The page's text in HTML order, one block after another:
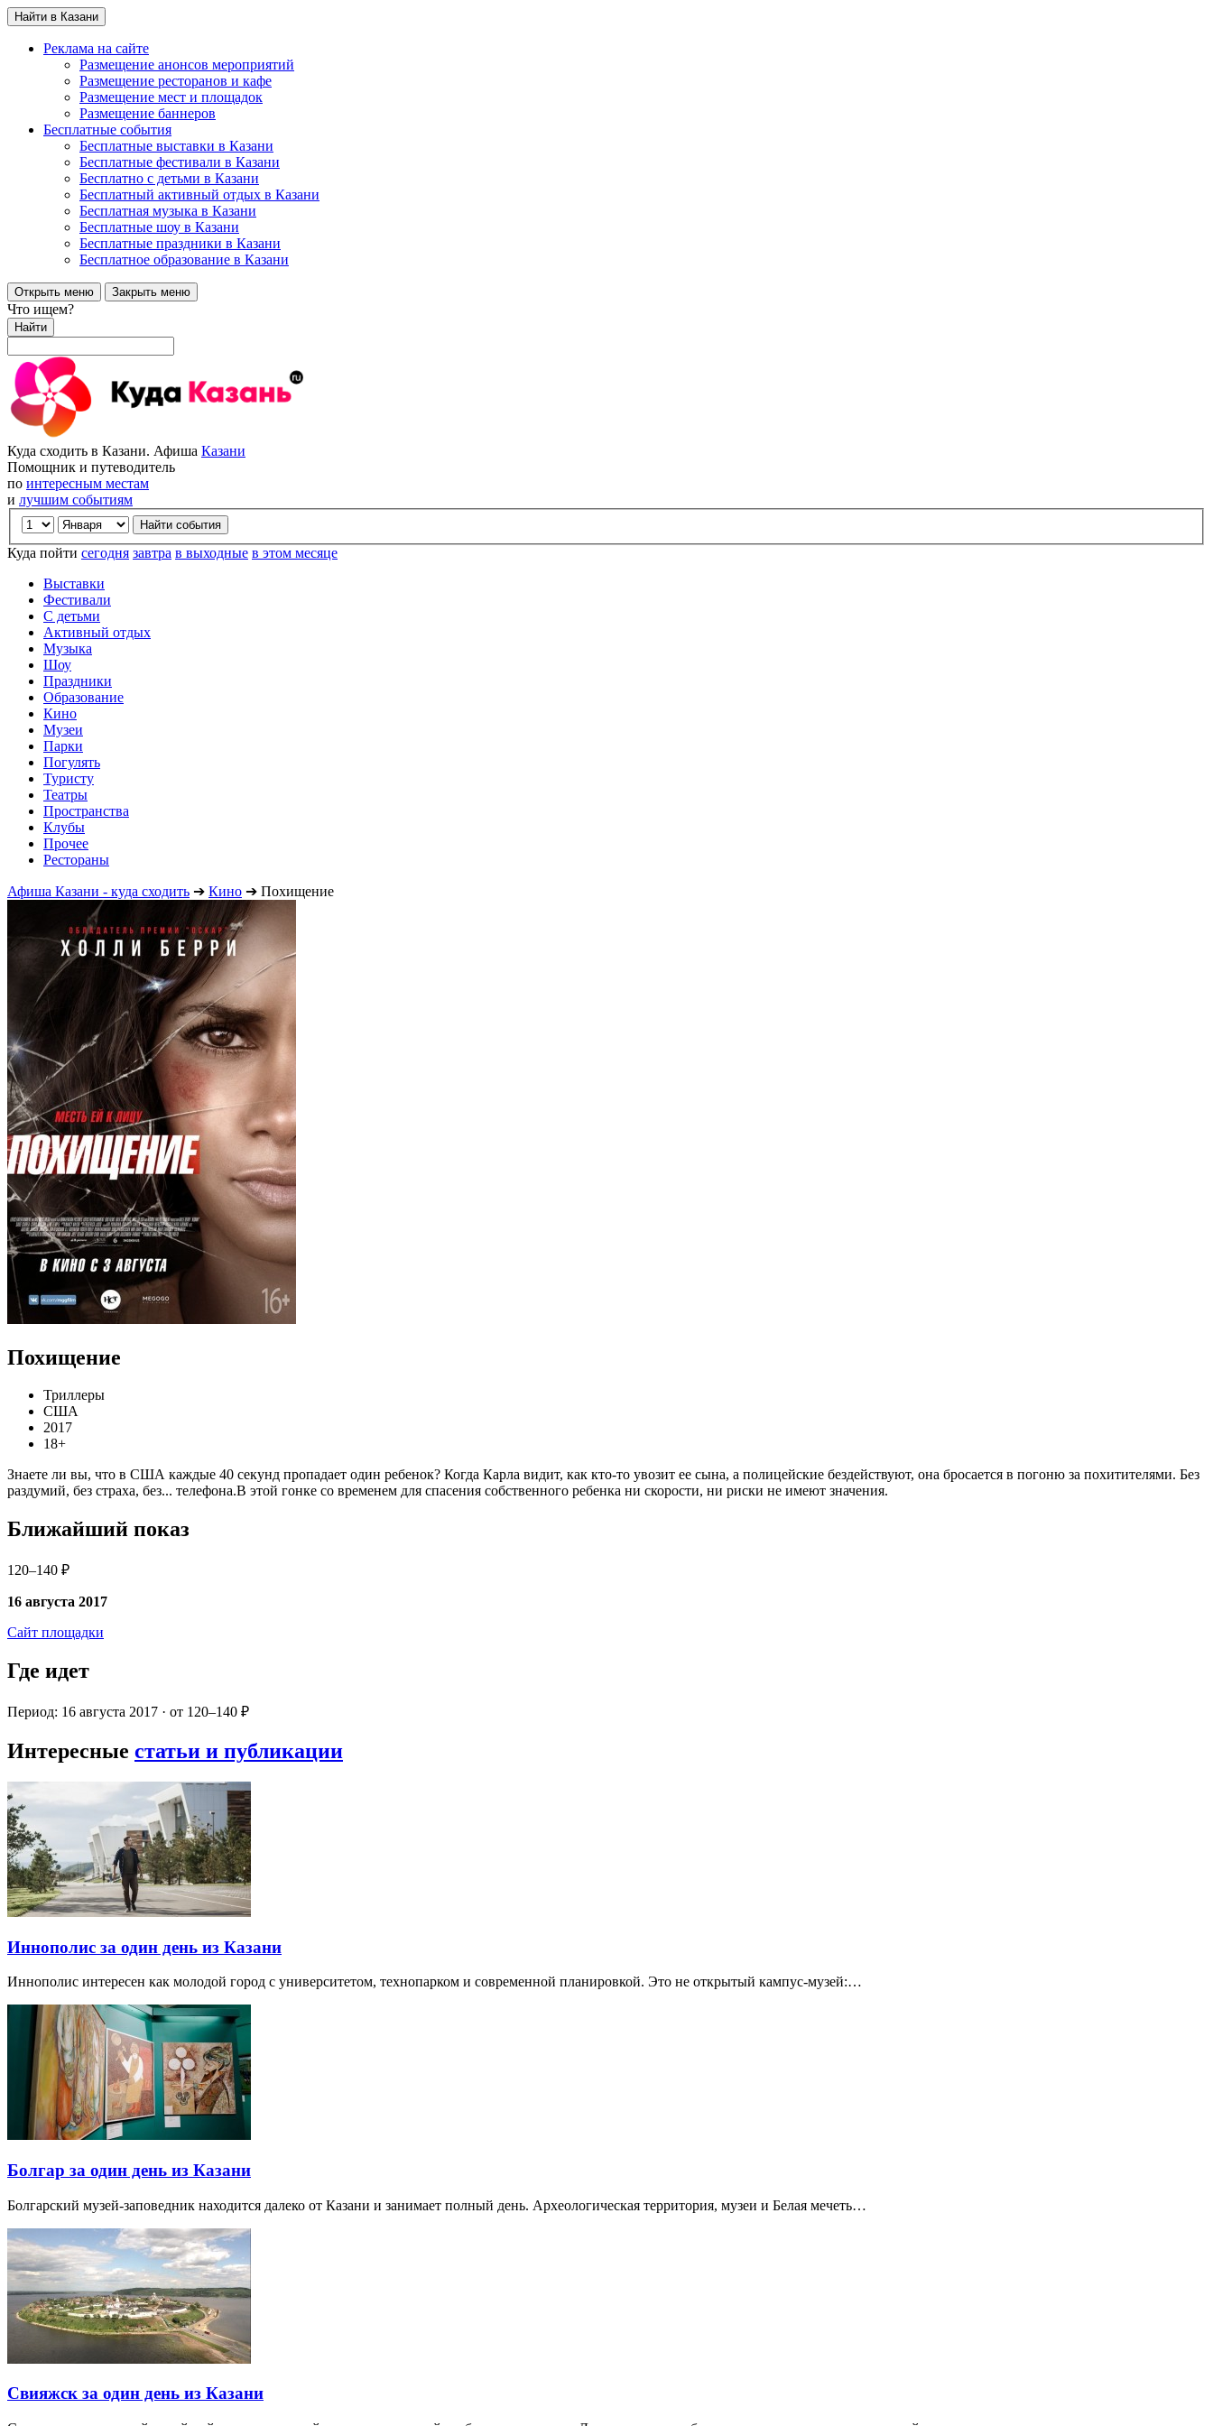
Найти в Казани
Реклама на сайте
Размещение анонсов мероприятий
Размещение ресторанов и кафе
Размещение мест и площадок
Размещение баннеров
Бесплатные события
Бесплатные выставки в Казани
Бесплатные фестивали в Казани
Бесплатно с детьми в Казани
Бесплатный активный отдых в Казани
Бесплатная музыка в Казани
Бесплатные шоу в Казани
Бесплатные праздники в Казани
Бесплатное образование в Казани
Открыть меню Закрыть меню
Что ищем?
Найти
Куда сходить в Казани. Афиша Казани
Помощник и путеводитель
по интересным местам
и лучшим событиям
Куда пойти сегодня завтра в выходные в этом месяце
Выставки
Фестивали
С детьми
Активный отдых
Музыка
Шоу
Праздники
Образование
Кино
Музеи
Парки
Погулять
Туристу
Театры
Пространства
Клубы
Прочее
Рестораны
Афиша Казани - куда сходить ➔ Кино ➔ Похищение
Похищение
Триллеры
США
2017
18+
Знаете ли вы, что в США каждые 40 секунд пропадает один ребенок? ​Когда Карла видит, как кто-то увозит ее сына, а полицейские бездействуют, она бросается в погоню за похитителями. Без
раздумий, без страха, без... телефона.В этой гонке со временем для спасения собственного ребенка ни скорости, ни риски не имеют значения.
Ближайший показ
120–140 ₽
16 августа 2017
Сайт площадки
Где идет
Период: 16 августа 2017 · от 120–140 ₽
Интересные статьи и публикации
Иннополис за один день из Казани
Иннополис интересен как молодой город с университетом, технопарком и современной планировкой. Это не открытый кампус-музей:…
Болгар за один день из Казани
Болгарский музей-заповедник находится далеко от Казани и занимает полный день. Археологическая территория, музеи и Белая мечеть…
Свияжск за один день из Казани